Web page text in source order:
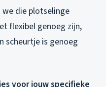
die plotselinge
flexibel genoeg zijn,
scheurtje is genoeg
voor jouw specifieke